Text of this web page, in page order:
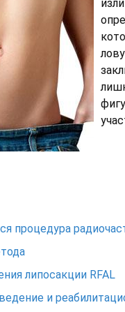
процедура
липосакции RFAL
и